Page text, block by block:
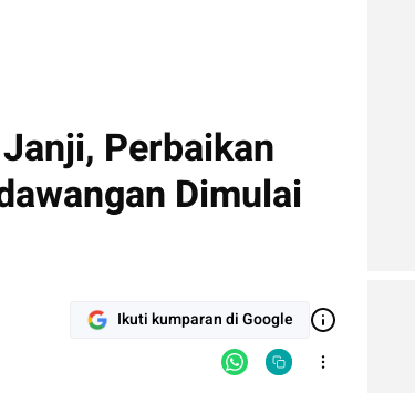
Perbaikan
Dimulai
Ikuti kumparan di Google